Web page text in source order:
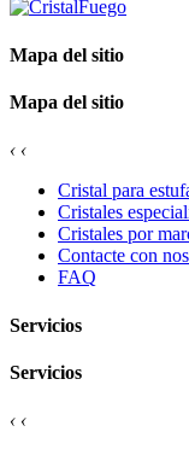
Mapa del sitio
Mapa del sitio
‹ ‹
Cristal para
Cristales
Cristales por
Contacte con
FAQ
Servicios
Servicios
‹ ‹